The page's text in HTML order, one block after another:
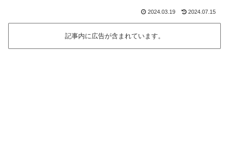
2024.03.19 2024.07.15
記事内に広告が含まれています。